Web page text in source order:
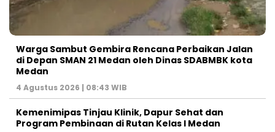
Warga Sambut Gembira Rencana Perbaikan Jalan
di Depan SMAN 21 Medan oleh Dinas SDABMBK kota
Medan
4 Agustus 2026 | 08:43 WIB
Kemenimipas Tinjau Klinik, Dapur Sehat dan
Program Pembinaan di Rutan Kelas I Medan